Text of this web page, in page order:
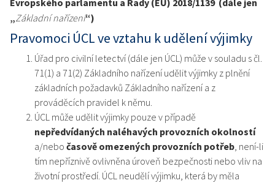
Evropského parlamentu a Rady (EU) 2018/1139 (dále jen
„Základní nařízení“)
Pravomoci ÚCL ve vztahu k udělení výjimky
Úřad pro civilní letectví (dále jen ÚCL) může v souladu s čl.
71(1) a 71(2) Základního nařízení udělit výjimky z plnění
základních požadavků Základního nařízení a z
prováděcích pravidel k němu.
ÚCL může udělit výjimky pouze v případě
nepředvídaných naléhavých provozních okolností
a/nebo časově omezených provozních potřeb, není-li
tím nepříznivě ovlivněna úroveň bezpečnosti nebo vliv na
životní prostředí. ÚCL neudělí výjimku, která by měla